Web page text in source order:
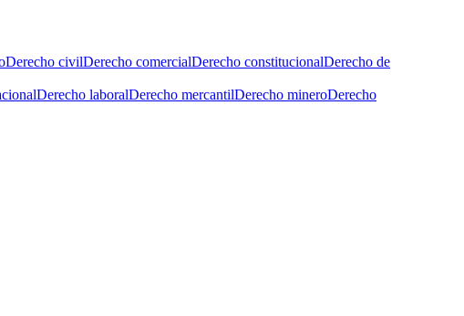
Derecho civilDerecho comercialDerecho constitucionalDerecho de
Derecho laboralDerecho mercantilDerecho mineroDerecho